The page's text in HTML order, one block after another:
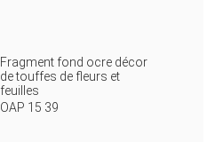
Fragment fond ocre décor
de touffes de fleurs et
feuilles
OAP 15 39